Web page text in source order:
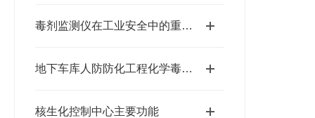
毒剂监测仪在工业安全中的重要性与应用
地下车库人防防化工程化学毒剂报警器系统安装方案
核生化控制中心主要功能